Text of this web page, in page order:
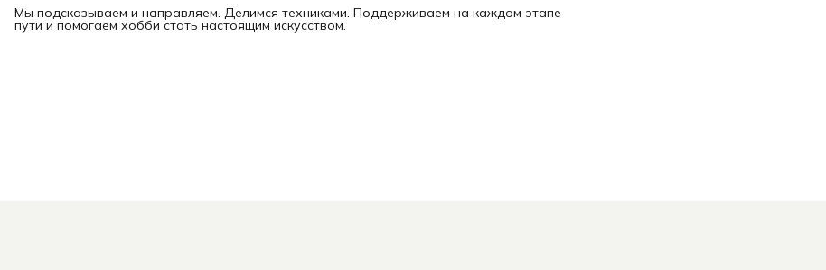
Мы подсказываем и направляем. Делимся техниками. Поддерживаем на каждом этапе
пути и помогаем хобби стать настоящим искусством.